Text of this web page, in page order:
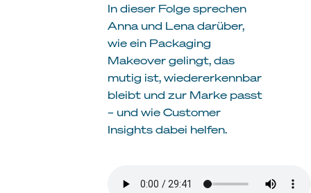
In dieser Folge sprechen
Anna und Lena darüber,
wie ein Packaging
Makeover gelingt, das
mutig ist, wiedererkennbar
bleibt und zur Marke passt
– und wie Customer
Insights dabei helfen.